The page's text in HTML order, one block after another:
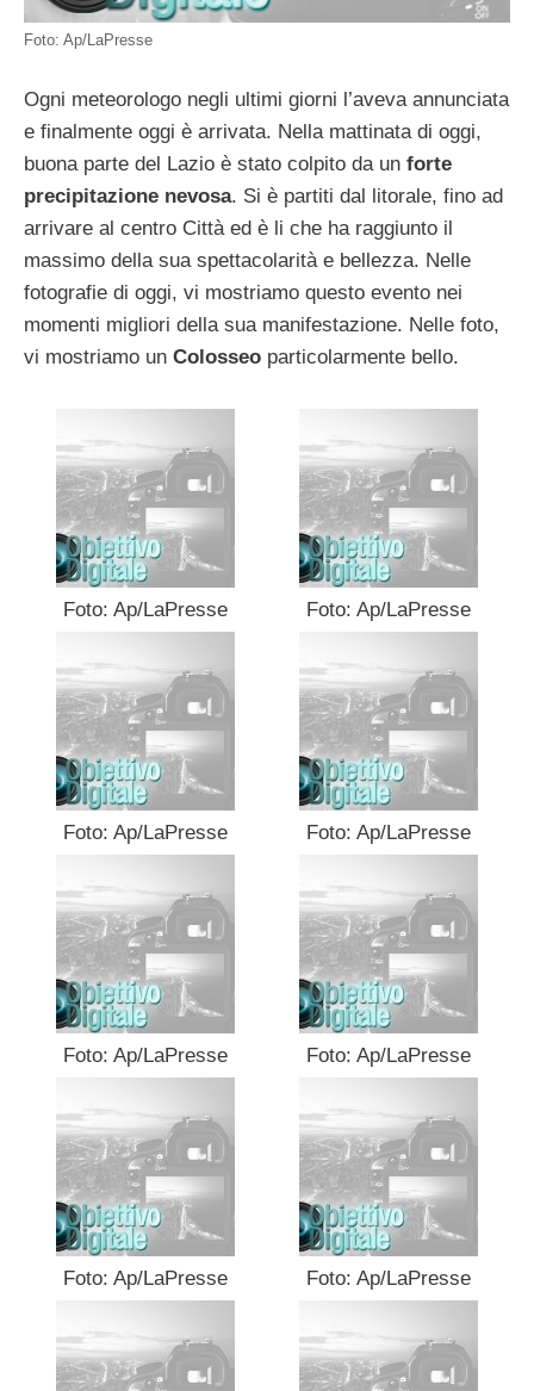
Foto: Ap/LaPresse
Ogni meteorologo negli ultimi giorni l’aveva annunciata
e finalmente oggi è arrivata. Nella mattinata di oggi,
buona parte del Lazio è stato colpito da un forte
precipitazione nevosa. Si è partiti dal litorale, fino ad
arrivare al centro Città ed è li che ha raggiunto il
massimo della sua spettacolarità e bellezza. Nelle
fotografie di oggi, vi mostriamo questo evento nei
momenti migliori della sua manifestazione. Nelle foto,
vi mostriamo un Colosseo particolarmente bello.
Foto: Ap/LaPresse Foto: Ap/LaPresse
Foto: Ap/LaPresse Foto: Ap/LaPresse
Foto: Ap/LaPresse Foto: Ap/LaPresse
Foto: Ap/LaPresse Foto: Ap/LaPresse